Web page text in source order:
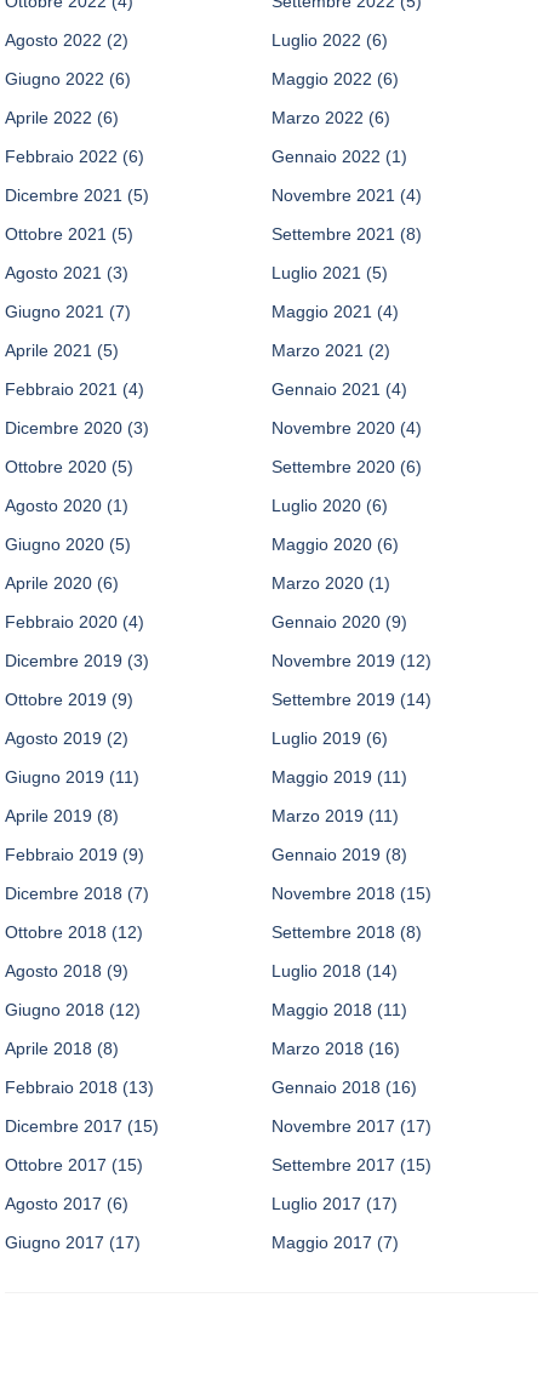
Agosto 2022 (2) Luglio 2022 (6)
Giugno 2022 (6) Maggio 2022 (6)
Aprile 2022 (6) Marzo 2022 (6)
Febbraio 2022 (6) Gennaio 2022 (1)
Dicembre 2021 (5) Novembre 2021 (4)
Ottobre 2021 (5) Settembre 2021 (8)
Agosto 2021 (3) Luglio 2021 (5)
Giugno 2021 (7) Maggio 2021 (4)
Aprile 2021 (5) Marzo 2021 (2)
Febbraio 2021 (4) Gennaio 2021 (4)
Dicembre 2020 (3) Novembre 2020 (4)
Ottobre 2020 (5) Settembre 2020 (6)
Agosto 2020 (1) Luglio 2020 (6)
Giugno 2020 (5) Maggio 2020 (6)
Aprile 2020 (6) Marzo 2020 (1)
Febbraio 2020 (4) Gennaio 2020 (9)
Dicembre 2019 (3) Novembre 2019 (12)
Ottobre 2019 (9) Settembre 2019 (14)
Agosto 2019 (2) Luglio 2019 (6)
Giugno 2019 (11) Maggio 2019 (11)
Aprile 2019 (8) Marzo 2019 (11)
Febbraio 2019 (9) Gennaio 2019 (8)
Dicembre 2018 (7) Novembre 2018 (15)
Ottobre 2018 (12) Settembre 2018 (8)
Agosto 2018 (9) Luglio 2018 (14)
Giugno 2018 (12) Maggio 2018 (11)
Aprile 2018 (8) Marzo 2018 (16)
Febbraio 2018 (13) Gennaio 2018 (16)
Dicembre 2017 (15) Novembre 2017 (17)
Ottobre 2017 (15) Settembre 2017 (15)
Agosto 2017 (6) Luglio 2017 (17)
Giugno 2017 (17) Maggio 2017 (7)